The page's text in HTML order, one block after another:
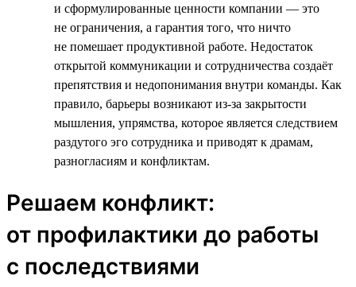
и сформулированные ценности компании — это
не ограничения, а гарантия того, что ничто
не помешает продуктивной работе. Недостаток
открытой коммуникации и сотрудничества создаёт
препятствия и недопонимания внутри команды. Как
правило, барьеры возникают из-за закрытости
мышления, упрямства, которое является следствием
раздутого эго сотрудника и приводят к драмам,
разногласиям и конфликтам.
Решаем конфликт:
от профилактики до работы
с последствиями